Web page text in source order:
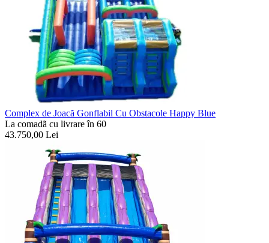
Complex de Joacă Gonflabil Cu Obstacole Happy Blue
La comadã cu livrare în 60
43.750,00 Lei